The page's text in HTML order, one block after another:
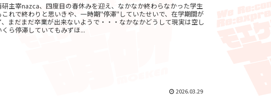
研主宰nazca、四度目の春休みを迎え、なかなか終わらなかった学生
これで終わりと思いきや、一時期"停滞"していたせいで、在学期間が
、まだまだ卒業が出来ないようで・・・なかなかどうして現実は空し
くら停滞していてもみずほ...
2026.03.29